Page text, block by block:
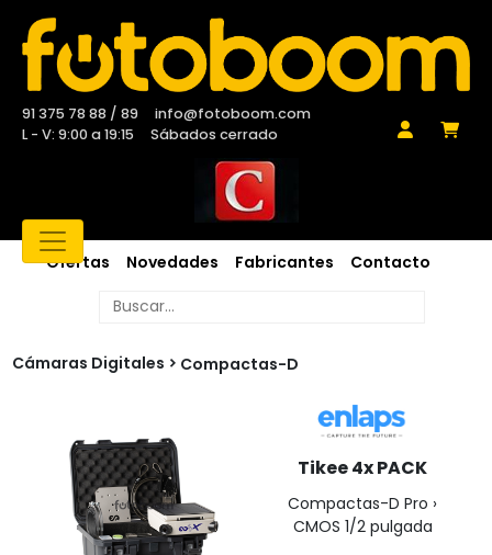
91 375 78 88 / 89
info@fotoboom.com
L - V: 9:00 a 19:15
Sábados cerrado
Ofertas Novedades Fabricantes Contacto
Cámaras Digitales Compactas-D
Tikee 4x PACK
Compactas-D Pro ›
CMOS 1/2 pulgada